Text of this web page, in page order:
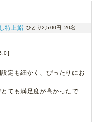
特上鮨 ひとり2,500円 20名
定も細かく、ぴったりにお
ても満足度が高かったで